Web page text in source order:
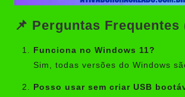
📌 Perguntas Frequentes
Funciona no Windows 11?
Sim, todas versões do Windows
Posso usar sem criar USB